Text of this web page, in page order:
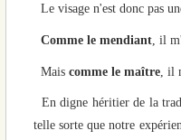
Le visage n'est donc pas
Comme le mendiant , il
Mais comme le maître , il
En digne héritier de la
telle sorte que notre